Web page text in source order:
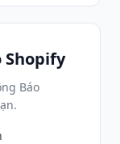
Shopify
Báo